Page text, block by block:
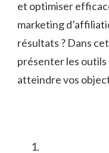
et optimiser
marketing
résultats ? ⁤Dans
présenter les outils
atteindre vos